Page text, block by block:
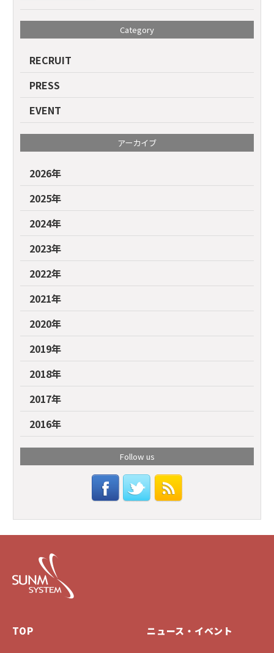
Category
RECRUIT
PRESS
EVENT
アーカイブ
2026年
2025年
2024年
2023年
2022年
2021年
2020年
2019年
2018年
2017年
2016年
Follow us
TOP ニュース・イベント